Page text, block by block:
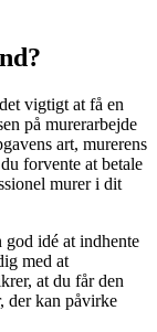
vigtigt at få en
på murerarbejde
art, murerens
forvente at betale
murer i dit
idé at indhente
med at
at du får den
der kan påvirke